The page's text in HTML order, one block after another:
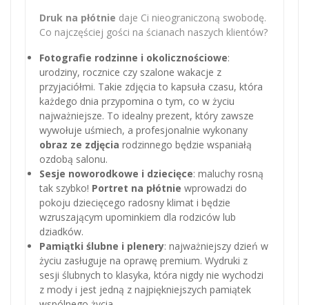
Druk na płótnie daje Ci nieograniczoną swobodę.
Co najczęściej gości na ścianach naszych klientów?
Fotografie rodzinne i okolicznościowe:
urodziny, rocznice czy szalone wakacje z
przyjaciółmi. Takie zdjęcia to kapsuła czasu, która
każdego dnia przypomina o tym, co w życiu
najważniejsze. To idealny prezent, który zawsze
wywołuje uśmiech, a profesjonalnie wykonany
obraz ze zdjęcia rodzinnego będzie wspaniałą
ozdobą salonu.
Sesje noworodkowe i dziecięce: maluchy rosną
tak szybko! Portret na płótnie wprowadzi do
pokoju dziecięcego radosny klimat i będzie
wzruszającym upominkiem dla rodziców lub
dziadków.
Pamiątki ślubne i plenery: najważniejszy dzień w
życiu zasługuje na oprawę premium. Wydruki z
sesji ślubnych to klasyka, która nigdy nie wychodzi
z mody i jest jedną z najpiękniejszych pamiątek